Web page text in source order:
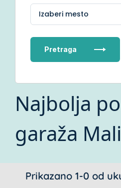
Izaberi mesto
Pretraga
Najbolja
garaža
Prikazano 1-0 od